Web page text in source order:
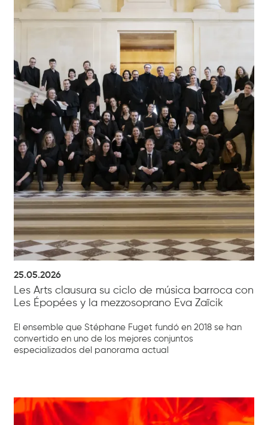
25.05.2026
Les Arts clausura su ciclo de música barroca con
Les Épopées y la mezzosoprano Eva Zaïcik
El ensemble que Stéphane Fuget fundó en 2018 se han
convertido en uno de los mejores conjuntos
especializados del panorama actual